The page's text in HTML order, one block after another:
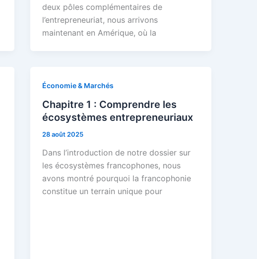
deux pôles complémentaires de
l’entrepreneuriat, nous arrivons
maintenant en Amérique, où la
Économie & Marchés
Chapitre 1 : Comprendre les
écosystèmes entrepreneuriaux
28 août 2025
Dans l’introduction de notre dossier sur
les écosystèmes francophones, nous
avons montré pourquoi la francophonie
constitue un terrain unique pour